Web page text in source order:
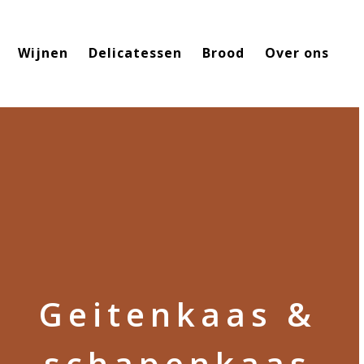
Wijnen Delicatessen Brood Over ons
Geitenkaas &